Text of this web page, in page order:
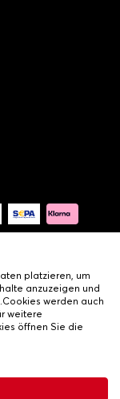
platzieren, um
anzuzeigen und
werden auch
weitere
öffnen Sie die